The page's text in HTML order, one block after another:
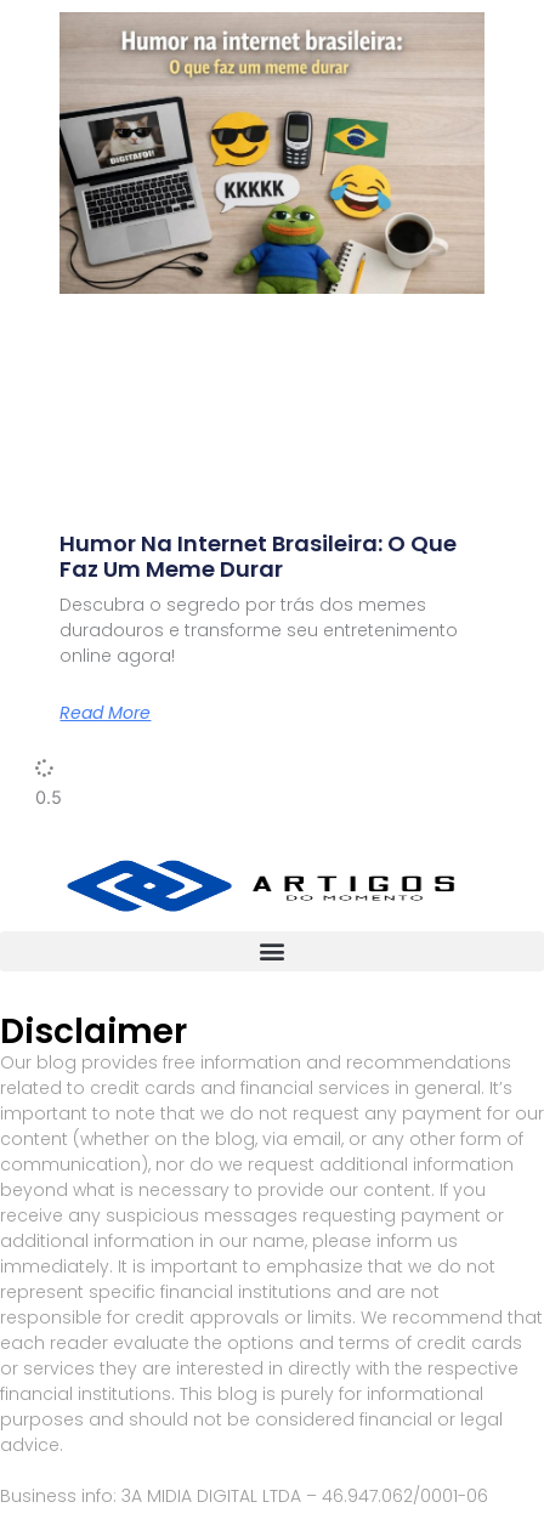
Humor Na Internet Brasileira: O Que
Faz Um Meme Durar
Descubra o segredo por trás dos memes
duradouros e transforme seu entretenimento
online agora!
Read More
Disclaimer
Our blog provides free information and recommendations
related to credit cards and financial services in general. It’s
important to note that we do not request any payment for our
content (whether on the blog, via email, or any other form of
communication), nor do we request additional information
beyond what is necessary to provide our content. If you
receive any suspicious messages requesting payment or
additional information in our name, please inform us
immediately. It is important to emphasize that we do not
represent specific financial institutions and are not
responsible for credit approvals or limits. We recommend that
each reader evaluate the options and terms of credit cards
or services they are interested in directly with the respective
financial institutions. This blog is purely for informational
purposes and should not be considered financial or legal
advice.
Business info: 3A MIDIA DIGITAL LTDA – 46.947.062/0001-06